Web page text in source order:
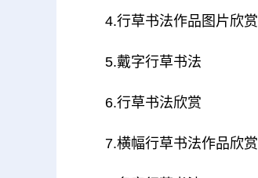
4.行草书法作品图片欣赏
5.戴字行草书法
6.行草书法欣赏
7.横幅行草书法作品欣赏